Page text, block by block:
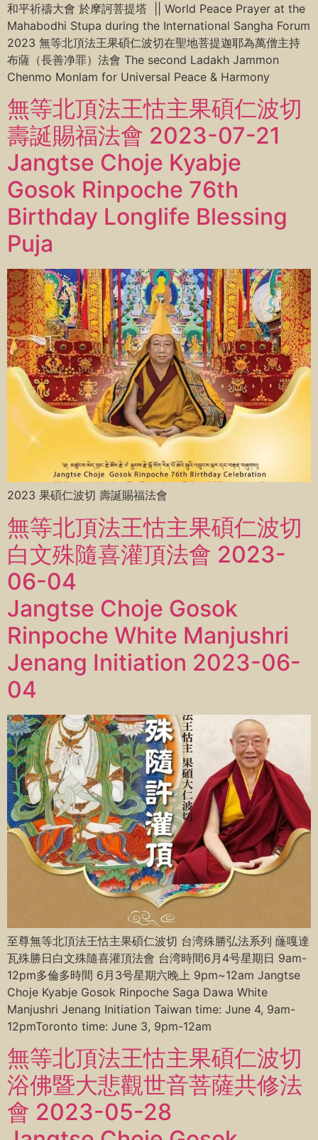
和平祈禱大會 於摩訶菩提塔 || World Peace Prayer at the
Mahabodhi Stupa during the International Sangha Forum
2023 無等北頂法王果碩仁波切在聖地菩提迦耶為萬僧主持
布薩（長善净罪）法會 The second Ladakh Jammon
Chenmo Monlam for Universal Peace & Harmony
無等北頂法王怙主果碩仁波切
壽誕賜福法會 2023-07-21
Jangtse Choje Kyabje
Gosok Rinpoche 76th
Birthday Longlife Blessing
Puja
2023 果碩仁波切 壽誕賜福法會
無等北頂法王怙主果碩仁波切
白文殊隨喜灌頂法會 2023-
06-04
Jangtse Choje Gosok
Rinpoche White Manjushri
Jenang Initiation 2023-06-
04
至尊無等北頂法王怙主果碩仁波切 台湾殊勝弘法系列 蕯嘎達
瓦殊勝日白文殊隨喜灌頂法會 台湾時間6月4号星期日 9am-
12pm多倫多時間 6月3号星期六晚上 9pm~12am Jangtse
Choje Kyabje Gosok Rinpoche Saga Dawa White
Manjushri Jenang Initiation Taiwan time: June 4, 9am-
12pmToronto time: June 3, 9pm-12am
無等北頂法王怙主果碩仁波切
浴佛暨大悲觀世音菩薩共修法
會 2023-05-28